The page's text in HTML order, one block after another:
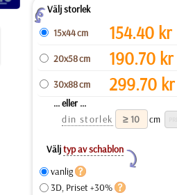
ZVälj storlek
15x44 cm
154.40kr
20x58 cm 190.70kr
30x88 cm 299.70kr
... eller ...
din storlek
cm
Väljtyp av schablon
Y
vanlig
3D, Priset +30%